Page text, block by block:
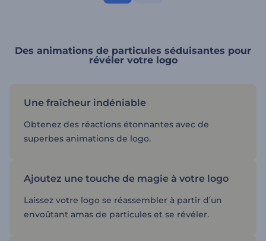
Des animations de particules séduisantes pour
révéler votre logo
Une fraîcheur indéniable
Obtenez des réactions étonnantes avec de
superbes animations de logo.
Ajoutez une touche de magie à votre logo
Laissez votre logo se réassembler à partir d՛un
envoûtant amas de particules et se révéler.